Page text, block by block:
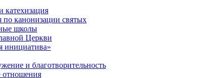
катехизация
по канонизации святых
школы
Церкви
инициатива»
и благотворительность
отношения